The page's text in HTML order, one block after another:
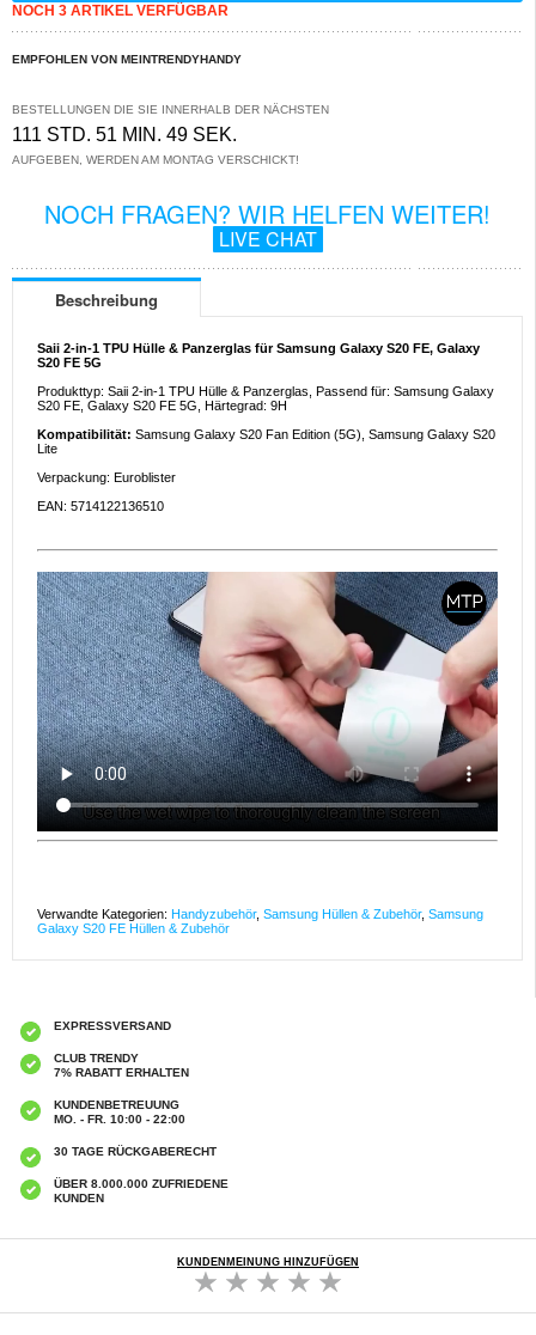
NOCH 3 ARTIKEL VERFÜGBAR
EMPFOHLEN VON MEINTRENDYHANDY
BESTELLUNGEN DIE SIE INNERHALB DER NÄCHSTEN
111 STD. 51 MIN. 49 SEK.
AUFGEBEN, WERDEN AM MONTAG VERSCHICKT!
NOCH FRAGEN? WIR HELFEN WEITER!
LIVE CHAT
Beschreibung
Saii 2-in-1 TPU Hülle & Panzerglas für Samsung Galaxy S20 FE, Galaxy
S20 FE 5G
Produkttyp: Saii 2-in-1 TPU Hülle & Panzerglas, Passend für: Samsung Galaxy
S20 FE, Galaxy S20 FE 5G, Härtegrad: 9H
Kompatibilität: Samsung Galaxy S20 Fan Edition (5G), Samsung Galaxy S20
Lite
Verpackung: Euroblister
EAN: 5714122136510
Verwandte Kategorien: Handyzubehör, Samsung Hüllen & Zubehör, Samsung
Galaxy S20 FE Hüllen & Zubehör
EXPRESSVERSAND
CLUB TRENDY
7% RABATT ERHALTEN
KUNDENBETREUUNG
MO. - FR. 10:00 - 22:00
30 TAGE RÜCKGABERECHT
ÜBER 8.000.000 ZUFRIEDENE
KUNDEN
KUNDENMEINUNG HINZUFÜGEN